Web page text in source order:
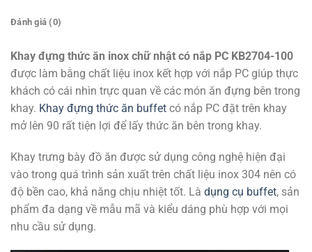
Đánh giá (0)
Khay đựng thức ăn inox chữ nhật có nắp PC KB2704-100
được làm bằng chất liệu inox kết hợp với nắp PC giúp thực
khách có cái nhìn trực quan về các món ăn đựng bên trong
khay. Khay đựng thức ăn buffet có nắp PC đặt trên khay
mở lên 90 rất tiện lợi để lấy thức ăn bên trong khay.
Khay trưng bày đồ ăn được sử dụng công nghệ hiện đại
vào trong quá trình sản xuất trên chất liệu inox 304 nên có
độ bền cao, khả năng chịu nhiệt tốt. Là dụng cụ buffet, sản
phẩm đa dạng về mẫu mã và kiểu dáng phù hợp với mọi
nhu cầu sử dụng.